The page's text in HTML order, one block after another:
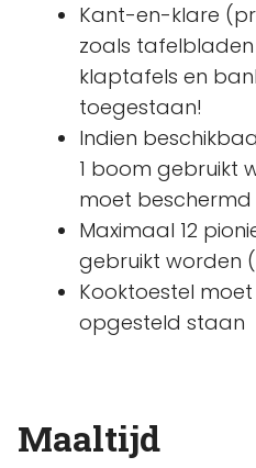
Kant-en-klare
zoals tafelbladen
klaptafels en
toegestaan!
Indien
1 boom gebruikt
moet beschermd
Maximaal 12
gebruikt worden
Kooktoestel
opgesteld staan
Maaltijd